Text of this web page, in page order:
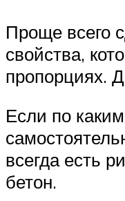
Проще всего
свойства,
пропорциях.
Если по
всегда есть
бетон.